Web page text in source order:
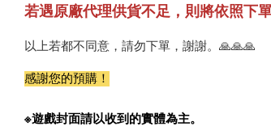
若遇原廠代理供貨不足，則將依照下
以上若都不同意，請勿下單，謝謝。🙏🙏🙏
感謝您的預購！
※遊戲封面請以收到的實體為主。